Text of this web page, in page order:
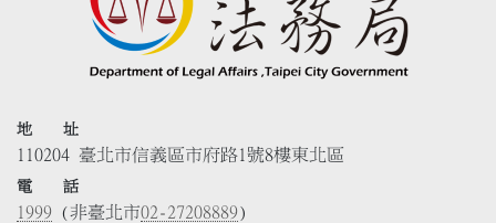
地 址
110204 臺北市信義區市府路1號8樓東北區
電 話
1999 (非臺北市02-27208889)